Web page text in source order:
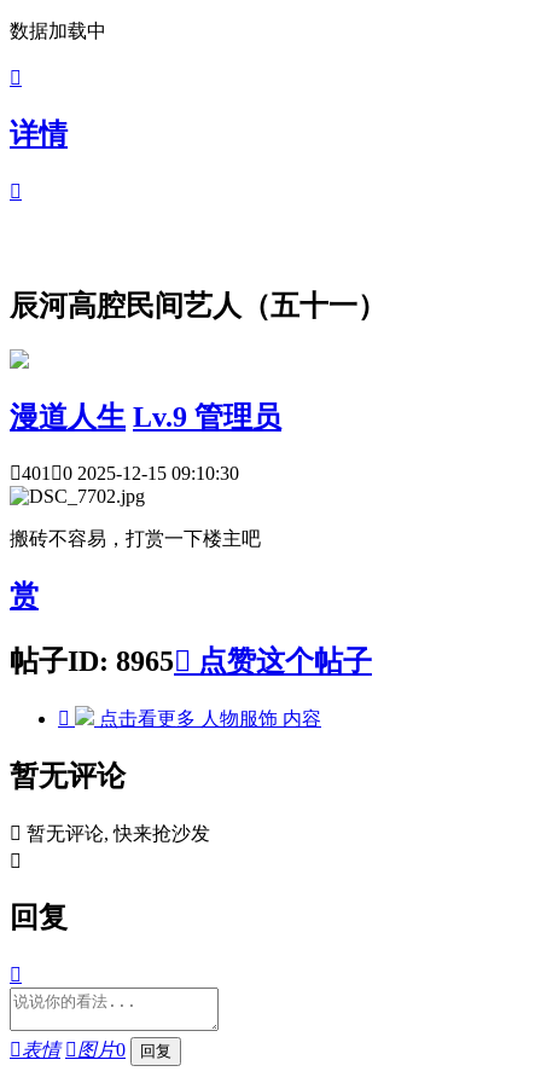
数据加载中

详情

辰河高腔民间艺人（五十一）
漫道人生 Lv.9 管理员
4010 2025-12-15 09:10:30
搬砖不容易，打赏一下楼主吧
赏
帖子ID: 8965 点赞这个帖子
 点击看更多 人物服饰 内容
暂无评论
 暂无评论, 快来抢沙发

回复

表情 图片0